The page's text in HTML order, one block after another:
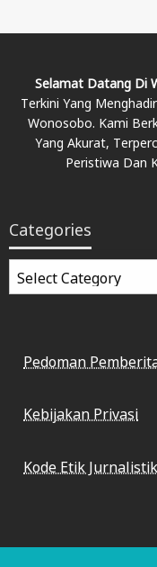
Selamat Datang Di
Terkini Yang
Wonosobo. Kami
Yang Akurat,
Peristiwa Dan
Categories
Categories
Pedoman
Kebijakan Privasi
Kode Etik